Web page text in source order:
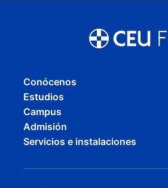
Conócenos
Estudios
Campus
Admisión
Servicios e instalaciones